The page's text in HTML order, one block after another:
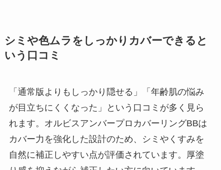
シミや色ムラをしっかりカバーできると
いう口コミ
「通常版よりもしっかり隠せる」「年齢肌の悩み
が目立ちにくくなった」という口コミが多く見ら
れます。オルビスアンバープロカバーリングBBは
カバー力を強化した設計のため、シミやくすみを
自然に補正しやすい点が評価されています。厚塗